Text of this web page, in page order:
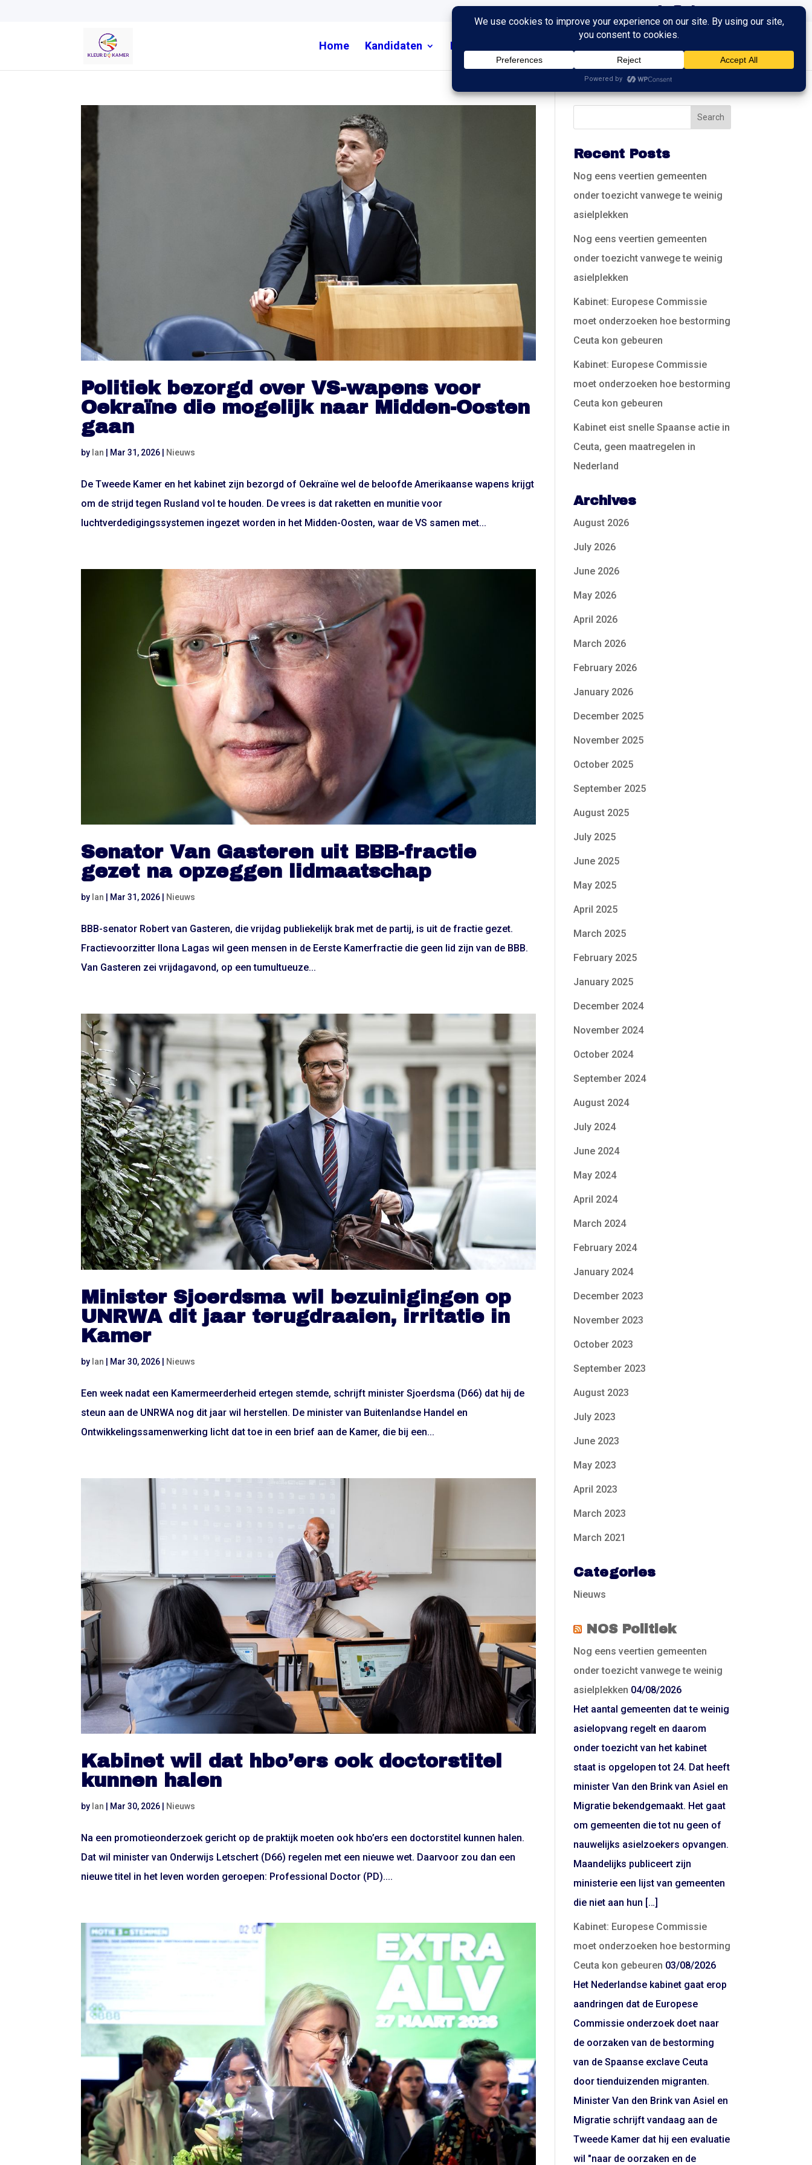
Home Kandidaten Nieuws
Politiek bezorgd over VS-wapens voor
Oekraïne die mogelijk naar Midden-Oosten
gaan
by Ian Mar 31, 2026 Nieuws
De Tweede Kamer en het kabinet zijn bezorgd of Oekraïne wel de beloofde Amerikaanse wapens krijgt
om de strijd tegen Rusland vol te houden. De vrees is dat raketten en munitie voor
luchtverdedigingssystemen ingezet worden in het Midden-Oosten, waar de VS samen met...
Senator Van Gasteren uit BBB-fractie
gezet na opzeggen lidmaatschap
by Ian Mar 31, 2026 Nieuws
BBB-senator Robert van Gasteren, die vrijdag publiekelijk brak met de partij, is uit de fractie gezet.
Fractievoorzitter Ilona Lagas wil geen mensen in de Eerste Kamerfractie die geen lid zijn van de BBB.
Van Gasteren zei vrijdagavond, op een tumultueuze...
Minister Sjoerdsma wil bezuinigingen op
UNRWA dit jaar terugdraaien, irritatie in
Kamer
by Ian Mar 30, 2026 Nieuws
Een week nadat een Kamermeerderheid ertegen stemde, schrijft minister Sjoerdsma (D66) dat hij de
steun aan de UNRWA nog dit jaar wil herstellen. De minister van Buitenlandse Handel en
Ontwikkelingssamenwerking licht dat toe in een brief aan de Kamer, die bij een...
Kabinet wil dat hbo’ers ook doctorstitel
kunnen halen
by Ian Mar 30, 2026 Nieuws
Na een promotieonderzoek gericht op de praktijk moeten ook hbo’ers een doctorstitel kunnen halen.
Dat wil minister van Onderwijs Letschert (D66) regelen met een nieuwe wet. Daarvoor zou dan een
nieuwe titel in het leven worden geroepen: Professional Doctor (PD)....
Recent Posts
Nog eens veertien gemeenten
onder toezicht vanwege te weinig
asielplekken
Nog eens veertien gemeenten
onder toezicht vanwege te weinig
asielplekken
Kabinet: Europese Commissie
moet onderzoeken hoe bestorming
Ceuta kon gebeuren
Kabinet: Europese Commissie
moet onderzoeken hoe bestorming
Ceuta kon gebeuren
Kabinet eist snelle Spaanse actie in
Ceuta, geen maatregelen in
Nederland
Archives
August 2026
July 2026
June 2026
May 2026
April 2026
March 2026
February 2026
January 2026
December 2025
November 2025
October 2025
September 2025
August 2025
July 2025
June 2025
May 2025
April 2025
March 2025
February 2025
January 2025
December 2024
November 2024
October 2024
September 2024
August 2024
July 2024
June 2024
May 2024
April 2024
March 2024
February 2024
January 2024
December 2023
November 2023
October 2023
September 2023
August 2023
July 2023
June 2023
May 2023
April 2023
March 2023
March 2021
Categories
Nieuws
NOS Politiek
Nog eens veertien gemeenten
onder toezicht vanwege te weinig
asielplekken 04/08/2026
Het aantal gemeenten dat te weinig
asielopvang regelt en daarom
onder toezicht van het kabinet
staat is opgelopen tot 24. Dat heeft
minister Van den Brink van Asiel en
Migratie bekendgemaakt. Het gaat
om gemeenten die tot nu geen of
nauwelijks asielzoekers opvangen.
Maandelijks publiceert zijn
ministerie een lijst van gemeenten
die niet aan hun […]
Kabinet: Europese Commissie
moet onderzoeken hoe bestorming
Ceuta kon gebeuren 03/08/2026
Het Nederlandse kabinet gaat erop
aandringen dat de Europese
Commissie onderzoek doet naar
de oorzaken van de bestorming
van de Spaanse exclave Ceuta
door tienduizenden migranten.
Minister Van den Brink van Asiel en
Migratie schrijft vandaag aan de
Tweede Kamer dat hij een evaluatie
wil "naar de oorzaken en de